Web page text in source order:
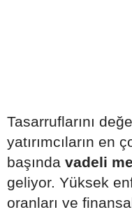
Tasarruflarını
yatırımcıların en
başında vadeli
geliyor. Yüksek
oranları ve